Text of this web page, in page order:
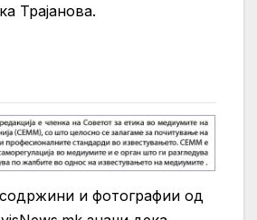
Трајанова.
и фотографии од